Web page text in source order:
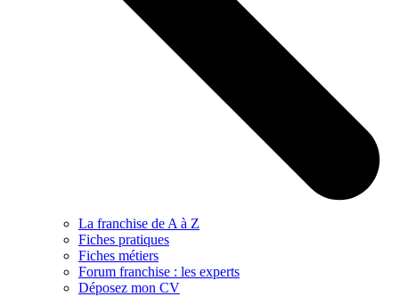
La franchise de A à Z
Fiches pratiques
Fiches métiers
Forum franchise : les experts
Déposez mon CV